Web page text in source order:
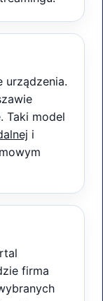
urządzenia.
Taki model
i
firma